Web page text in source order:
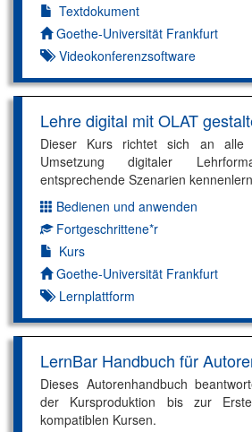
Textdokument
Autor*in:
Goethe-Universität Frankfurt
Videokonferenzsoftware
Lehre digital mit OLAT
Dieser Kurs richtet sich an alle
Umsetzung digitaler
entsprechende Szenarien
Dimension:
Bedienen und anwenden
Kompetenzniveau:
Fortgeschrittene*r
Kurs
Autor*in:
Goethe-Universität Frankfurt
Lernplattform
LernBar Handbuch für
Dieses Autorenhandbuch
der Kursproduktion bis zur
kompatiblen Kursen.